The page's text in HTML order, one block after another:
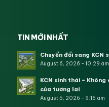
TIN MỚI NHẤT
Chuyển đổi sang KCN
August 6, 2026 - 10:29 am
KCN sinh thái –
của tương lai
August 5, 2026 - 9:16 am